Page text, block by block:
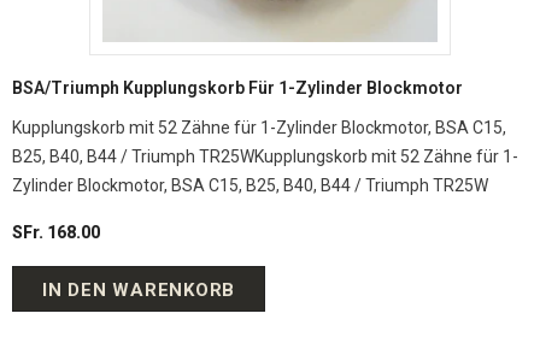
BSA/Triumph Kupplungskorb Für 1-Zylinder Blockmotor
Kupplungskorb mit 52 Zähne für 1-Zylinder Blockmotor, BSA C15,
B25, B40, B44 / Triumph TR25WKupplungskorb mit 52 Zähne für 1-
Zylinder Blockmotor, BSA C15, B25, B40, B44 / Triumph TR25W
SFr. 168.00
IN DEN WARENKORB